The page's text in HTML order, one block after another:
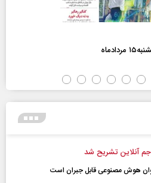
آنلاین تشریح شد
هوش مصنوعی قابل جبران است